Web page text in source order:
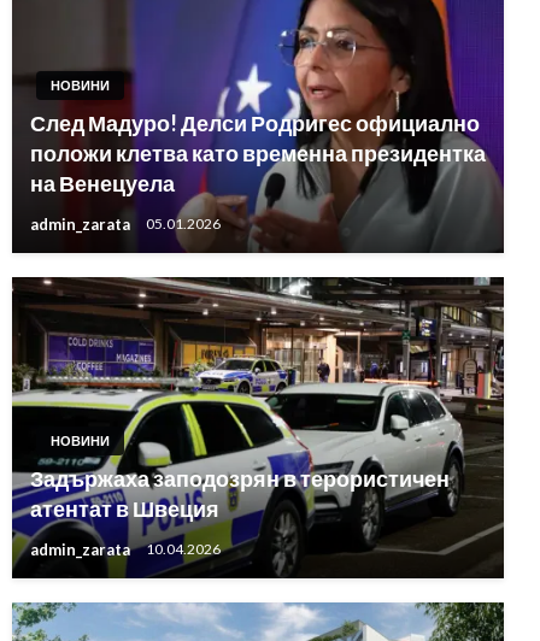
НОВИНИ
След Мадуро! Делси Родригес официално
положи клетва като временна президентка
на Венецуела
admin_zarata 05.01.2026
НОВИНИ
Задържаха заподозрян в терористичен
атентат в Швеция
admin_zarata 10.04.2026